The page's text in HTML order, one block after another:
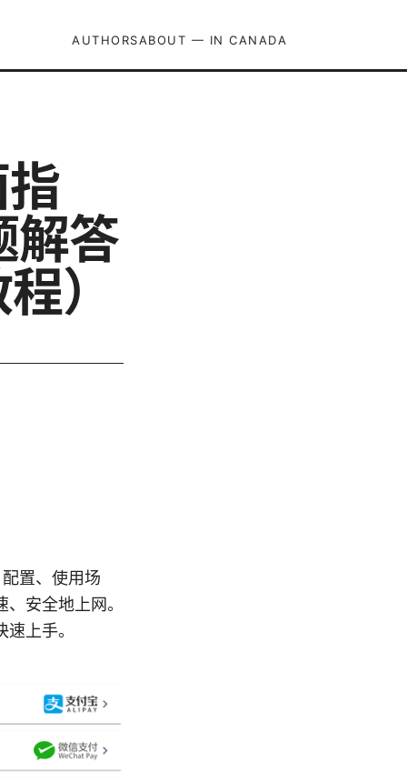
AUTHORSABOUT — IN CANADA
解答
）
置、使用场
安全地上网。
上手。